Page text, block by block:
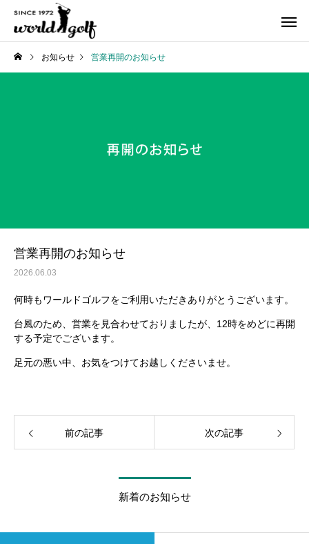
お知らせ 営業再開のお知らせ
営業再開のお知らせ
2026.06.03
何時もワールドゴルフをご利用いただきありがとうございます。
台風のため、営業を見合わせておりましたが、12時をめどに再開
する予定でございます。
足元の悪い中、お気をつけてお越しくださいませ。
前の記事 次の記事
新着のお知らせ